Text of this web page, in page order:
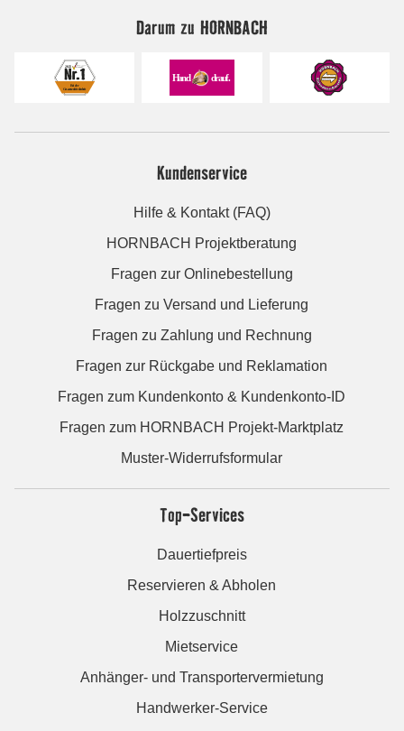
Darum zu HORNBACH
Kundenservice
Hilfe & Kontakt (FAQ)
HORNBACH Projektberatung
Fragen zur Onlinebestellung
Fragen zu Versand und Lieferung
Fragen zu Zahlung und Rechnung
Fragen zur Rückgabe und Reklamation
Fragen zum Kundenkonto & Kundenkonto-ID
Fragen zum HORNBACH Projekt-Marktplatz
Muster-Widerrufsformular
Top-Services
Dauertiefpreis
Reservieren & Abholen
Holzzuschnitt
Mietservice
Anhänger- und Transportervermietung
Handwerker-Service